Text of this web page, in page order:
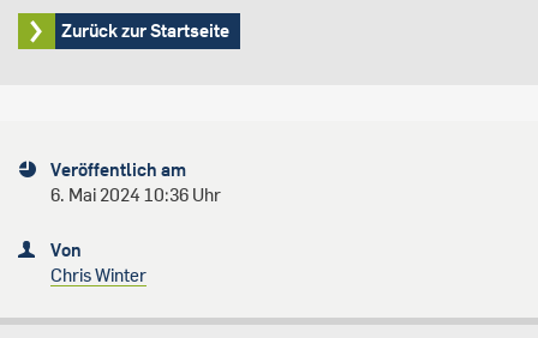
Zurück zur Startseite
Veröffentlich am
6. Mai 2024 10:36 Uhr
Von
Chris Winter